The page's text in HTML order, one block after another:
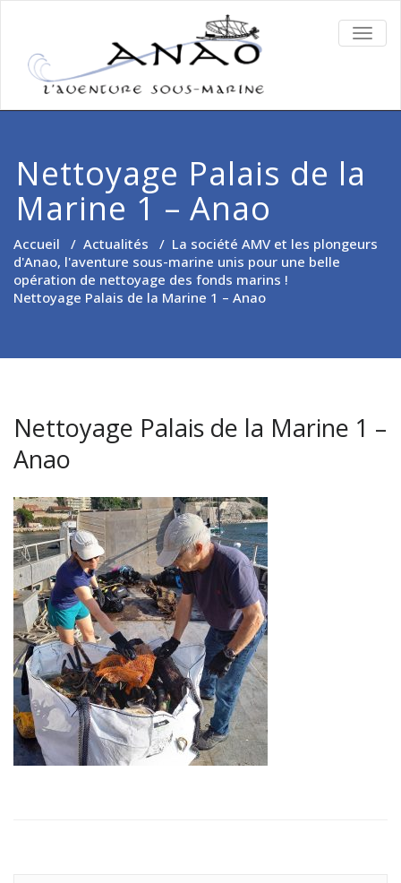
Nettoyage Palais de la
Marine 1 – Anao
Accueil / Actualités / La société AMV et les plongeurs
d'Anao, l'aventure sous-marine unis pour une belle
opération de nettoyage des fonds marins !
Nettoyage Palais de la Marine 1 – Anao
Nettoyage Palais de la Marine 1 –
Anao